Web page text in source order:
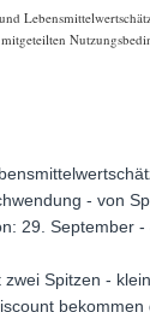
- von
29. September
Spitzen -